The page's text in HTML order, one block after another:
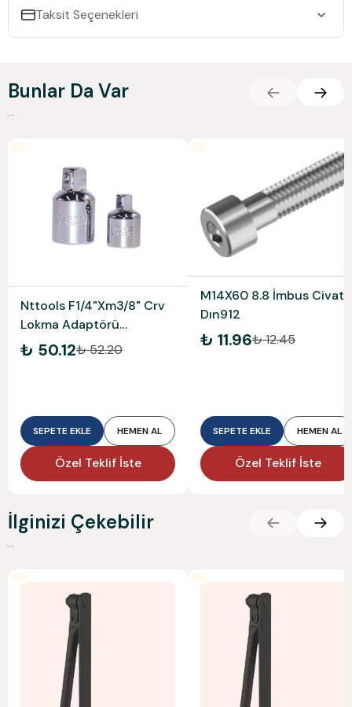
Taksit Seçenekleri
Bunlar Da Var
...
Nttools F1/4"Xm3/8" Crv
Lokma Adaptörü
Ncla1438
₺ 50.12₺ 52.20
SEPETE EKLE HEMEN AL
Özel Teklif İste
M14X60 8.8 İmbus Civata
Dın912
₺ 11.96₺ 12.45
SEPETE EKLE HEMEN AL
Özel Teklif İste
İlginizi Çekebilir
...